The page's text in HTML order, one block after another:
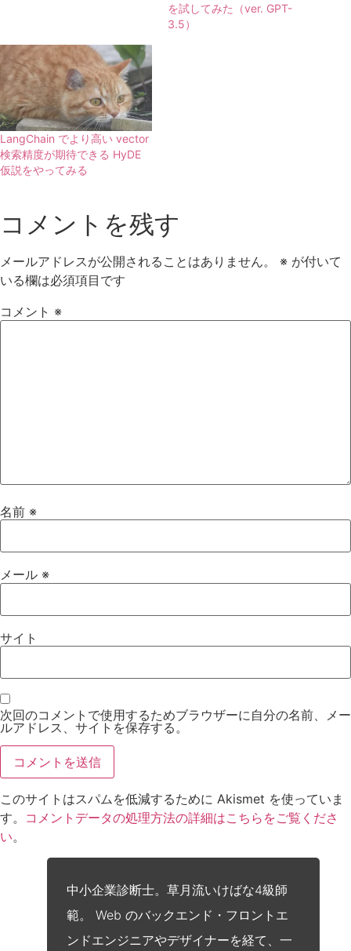
を試してみた（ver. GPT-
3.5）
LangChain でより高い vector
検索精度が期待できる HyDE
仮説をやってみる
コメントを残す
メールアドレスが公開されることはありません。 ※ が付いて
いる欄は必須項目です
コメント ※
名前 ※
メール ※
サイト
次回のコメントで使用するためブラウザーに自分の名前、メー
ルアドレス、サイトを保存する。
このサイトはスパムを低減するために Akismet を使っていま
す。 コメントデータの処理方法の詳細はこちらをご覧くださ
い。
中小企業診断士。草月流いけばな4級師
範。 Web のバックエンド・フロントエ
ンドエンジニアやデザイナーを経て、一